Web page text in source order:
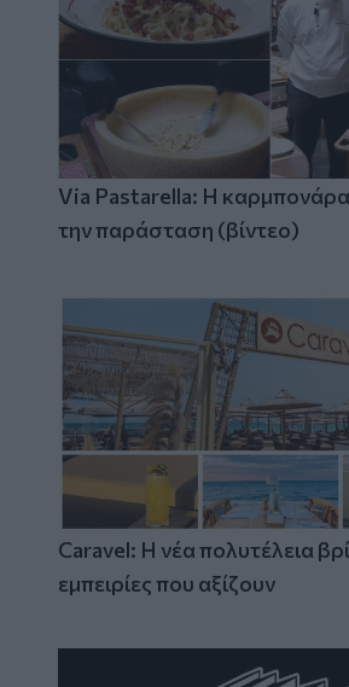
Via Pastarella: Η καρμπονάρα
την παράσταση (βίντεο)
Caravel: Η νέα πολυτέλεια
εμπειρίες που αξίζουν